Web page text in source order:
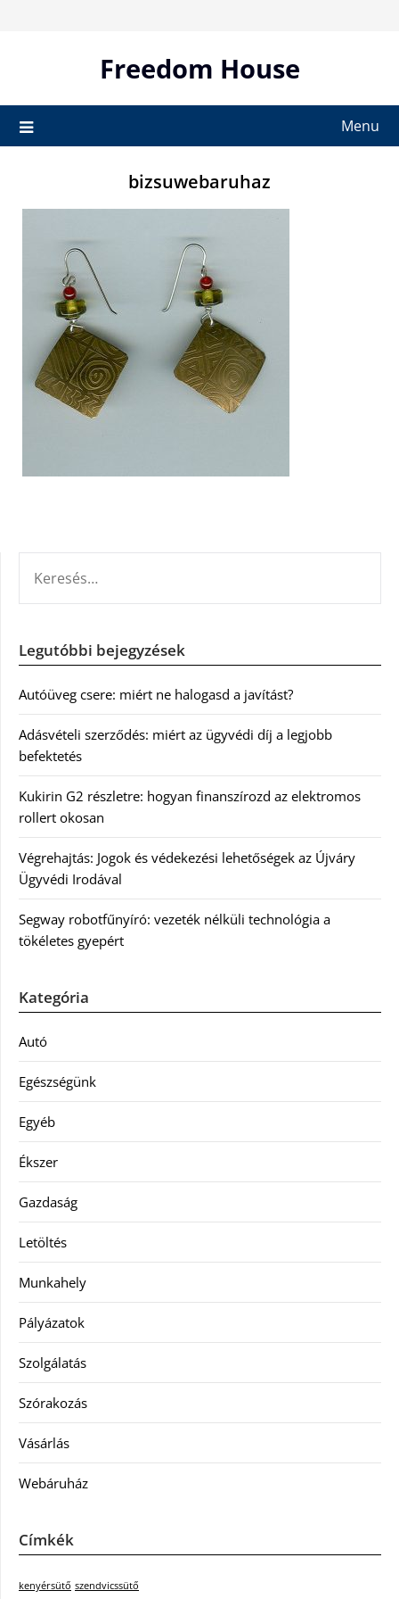
Freedom House
Menu
bizsuwebaruhaz
Legutóbbi bejegyzések
Autóüveg csere: miért ne halogasd a javítást?
Adásvételi szerződés: miért az ügyvédi díj a legjobb
befektetés
Kukirin G2 részletre: hogyan finanszírozd az elektromos
rollert okosan
Végrehajtás: Jogok és védekezési lehetőségek az Újváry
Ügyvédi Irodával
Segway robotfűnyíró: vezeték nélküli technológia a
tökéletes gyepért
Kategória
Autó
Egészségünk
Egyéb
Ékszer
Gazdaság
Letöltés
Munkahely
Pályázatok
Szolgálatás
Szórakozás
Vásárlás
Webáruház
Címkék
kenyérsütő szendvicssütő